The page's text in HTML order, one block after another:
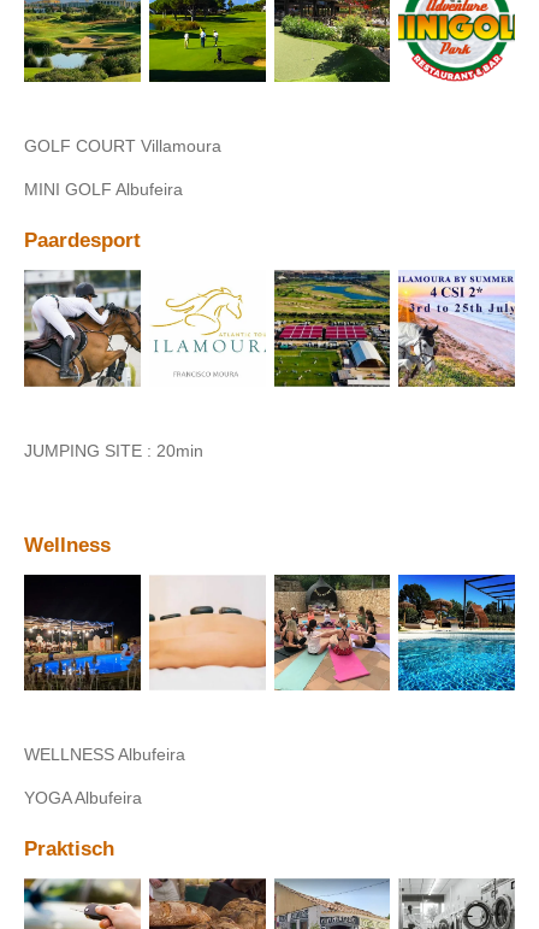
GOLF COURT Villamoura
MINI GOLF Albufeira
Paardesport
JUMPING SITE : 20min
Wellness
WELLNESS Albufeira
YOGA Albufeira
Praktisch